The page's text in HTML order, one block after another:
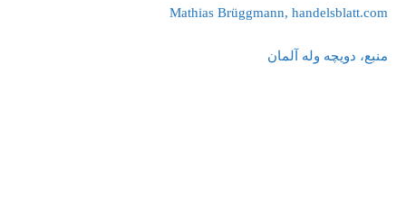
Mathias Brüggmann, handelsblatt.com
منبع، دویچه وله آلمان